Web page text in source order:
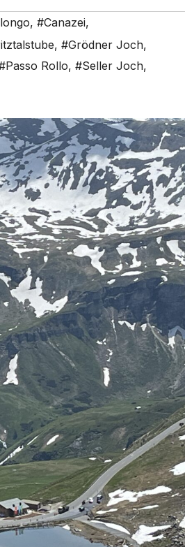
, #Canazei,
, #Grödner Joch,
Rollo, #Seller Joch,